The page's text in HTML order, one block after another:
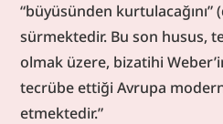
“büyüsünden
sürmektedir. Bu son husus,
olmak üzere, bizatihi
tecrübe ettiği Avrupa
etmektedir.”